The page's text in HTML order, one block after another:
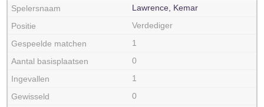
Lawrence, Kemar
Verdediger
1
0
1
0